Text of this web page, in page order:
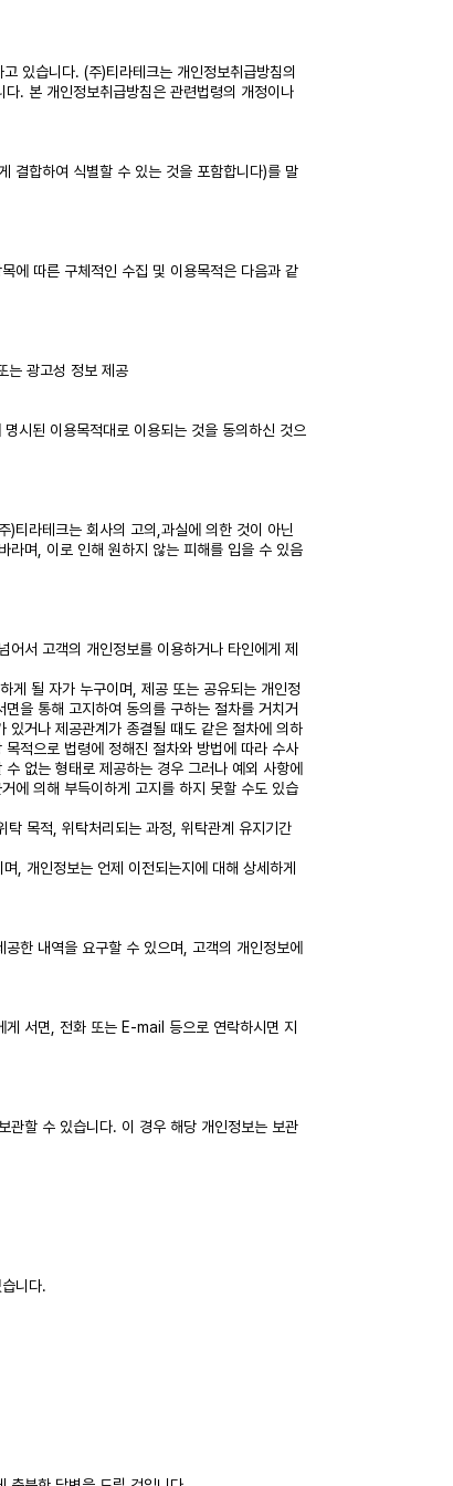
있습니다. (주)티라테크는 개인정보취급방침의
. 본 개인정보취급방침은 관련법령의 개정이나
결합하여 식별할 수 있는 것을 포함합니다)를 말
에 따른 구체적인 수집 및 이용목적은 다음과 같
는 광고성 정보 제공
시된 이용목적대로 이용되는 것을 동의하신 것으
)티라테크는 회사의 고의,과실에 의한 것이 아닌
라며, 이로 인해 원하지 않는 피해를 입을 수 있음
서 고객의 개인정보를 이용하거나 타인에게 제
게 될 자가 누구이며, 제공 또는 공유되는 개인정
을 통해 고지하여 동의를 구하는 절차를 거치거
있거나 제공관계가 종결될 때도 같은 절차에 의하
적으로 법령에 정해진 절차와 방법에 따라 수사
없는 형태로 제공하는 경우 그러나 예외 사항에
에 의해 부득이하게 고지를 하지 못할 수도 있습
목적, 위탁처리되는 과정, 위탁관계 유지기간
, 개인정보는 언제 이전되는지에 대해 상세하게
한 내역을 요구할 수 있으며, 고객의 개인정보에
서면, 전화 또는 E-mail 등으로 연락하시면 지
관할 수 있습니다. 이 경우 해당 개인정보는 보관
니다.